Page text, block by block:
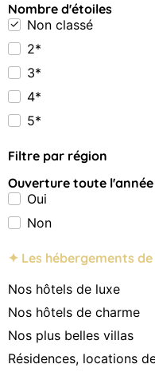
Nombre d'étoiles
Non classé
2*
3*
4*
5*
Filtre par région
Ouverture toute l'année
Oui
Non
✦ Les hébergements
Nos hôtels de luxe
Nos hôtels de charme
Nos plus belles villas
Résidences, locations